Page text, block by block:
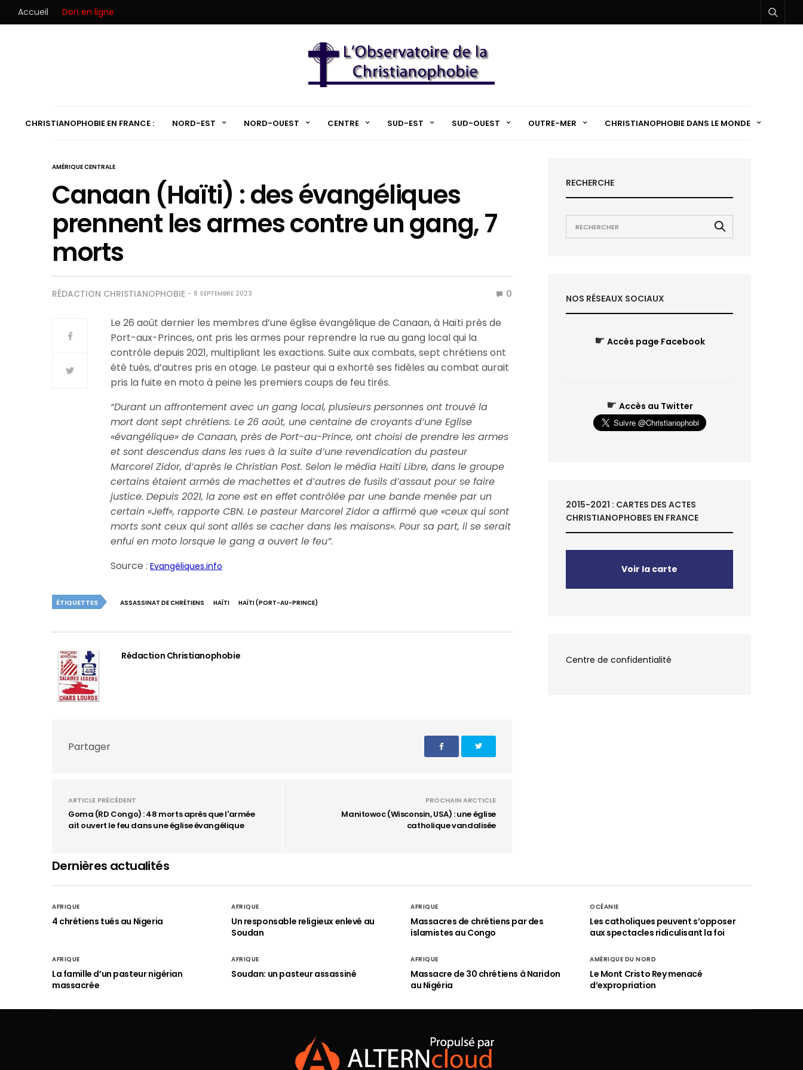
Accueil Don en ligne
CHRISTIANOPHOBIE EN FRANCE : NORD-EST NORD-OUEST CENTRE SUD-EST SUD-OUEST OUTRE-MER CHRISTIANOPHOBIE DANS LE MONDE
AMÉRIQUE CENTRALE
Canaan (Haïti) : des évangéliques
prennent les armes contre un gang, 7
morts
RÉDACTION CHRISTIANOPHOBIE 8 SEPTEMBRE 2023 0
Le 26 août dernier les membres d’une église évangélique de Canaan, à Haïti près de
Port-aux-Princes, ont pris les armes pour reprendre la rue au gang local qui la
contrôle depuis 2021, multipliant les exactions. Suite aux combats, sept chrétiens ont
été tués, d’autres pris en otage. Le pasteur qui a exhorté ses fidèles au combat aurait
pris la fuite en moto à peine les premiers coups de feu tirés.
“Durant un affrontement avec un gang local, plusieurs personnes ont trouvé la
mort dont sept chrétiens. Le 26 août, une centaine de croyants d’une Eglise
«évangélique» de Canaan, près de Port-au-Prince, ont choisi de prendre les armes
et sont descendus dans les rues à la suite d’une revendication du pasteur
Marcorel Zidor, d’après le Christian Post. Selon le média Haïti Libre, dans le groupe
certains étaient armés de machettes et d’autres de fusils d’assaut pour se faire
justice. Depuis 2021, la zone est en effet contrôlée par une bande menée par un
certain «Jeff», rapporte CBN. Le pasteur Marcorel Zidor a affirmé que «ceux qui sont
morts sont ceux qui sont allés se cacher dans les maisons». Pour sa part, il se serait
enfui en moto lorsque le gang a ouvert le feu”.
Source :Evangéliques.info
ÉTIQUETTES ASSASSINAT DE CHRÉTIENS HAÏTI HAÏTI (PORT-AU-PRINCE)
Rédaction Christianophobie
Partager
ARTICLE PRÉCÉDENT
Goma (RD Congo) : 48 morts après que l'armée
ait ouvert le feu dans une église évangélique
PROCHAIN ARCTICLE
Manitowoc (Wisconsin, USA) : une église
catholique vandalisée
RECHERCHE
NOS RÉSEAUX SOCIAUX
☛ Accès page Facebook
☛ Accès au Twitter
2015-2021 : CARTES DES ACTES
CHRISTIANOPHOBES EN FRANCE
Voir la carte
Centre de confidentialité
Dernières actualités
AFRIQUE
4 chrétiens tués au Nigeria
AFRIQUE
Un responsable religieux enlevé au
Soudan
AFRIQUE
Massacres de chrétiens par des
islamistes au Congo
OCÉANIE
Les catholiques peuvent s’opposer
aux spectacles ridiculisant la foi
AFRIQUE
La famille d’un pasteur nigérian
massacrée
AFRIQUE
Soudan: un pasteur assassiné
AFRIQUE
Massacre de 30 chrétiens à Naridon
au Nigéria
AMÉRIQUE DU NORD
Le Mont Cristo Rey menacé
d’expropriation